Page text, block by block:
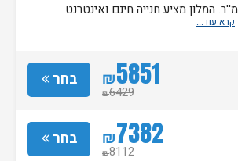
גודל החדר 23-25 מ''ר. המלון מציע חנייה חינם ואינטרנט
בחר ₪5851
₪6429
בחר ₪7382
₪8112